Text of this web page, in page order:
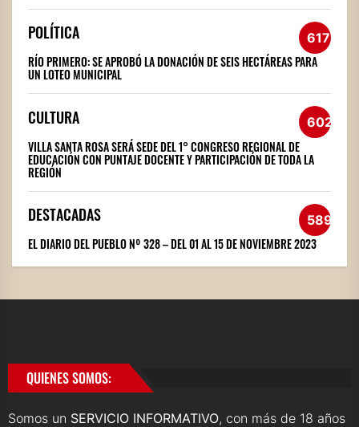
POLÍTICA 617
RÍO PRIMERO: SE APROBÓ LA DONACIÓN DE SEIS HECTÁREAS PARA
UN LOTEO MUNICIPAL
CULTURA 602
VILLA SANTA ROSA SERÁ SEDE DEL 1° CONGRESO REGIONAL DE
EDUCACIÓN CON PUNTAJE DOCENTE Y PARTICIPACIÓN DE TODA LA
REGIÓN
DESTACADAS 589
EL DIARIO DEL PUEBLO Nº 328 – DEL 01 AL 15 DE NOVIEMBRE 2023
QUIENES SOMOS:
Somos un SERVICIO INFORMATIVO, con más de 18 años